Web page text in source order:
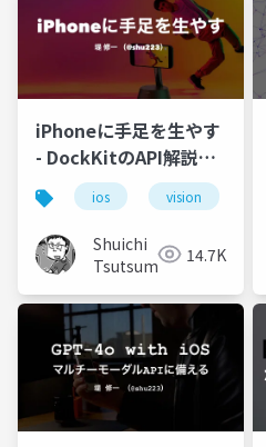
iPhoneに手足を生やす
- DockKitのAPI解説と
デモ
ios vision
Shuichi
Tsutsumi
14.7K